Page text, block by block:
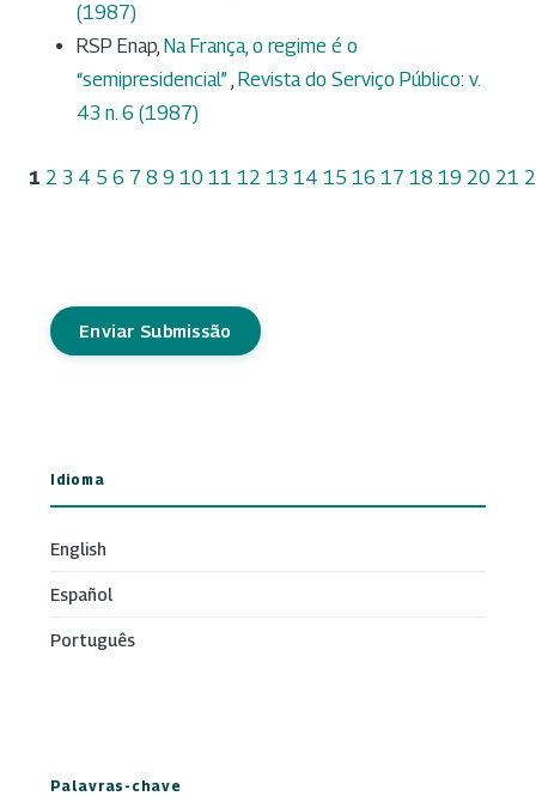
(1987)
RSP Enap, Na França, o regime é o
“semipresidencial” , Revista do Serviço Público: v.
43 n. 6 (1987)
1 2 3 4 5 6 7 8 9 10 11 12 13 14 15 16 17 18 19 20 21
Enviar Submissão
Idioma
English
Español
Português
Palavras-chave